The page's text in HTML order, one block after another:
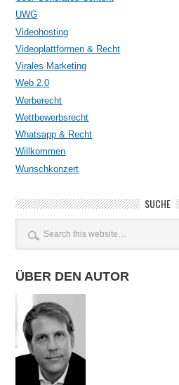
UWG
Videohosting
Videoplattformen & Recht
Virales Marketing
Web 2.0
Werberecht
Wettbewerbsrecht
Whatsapp & Recht
Willkommen
Wunschkonzert
SUCHE
ÜBER DEN AUTOR